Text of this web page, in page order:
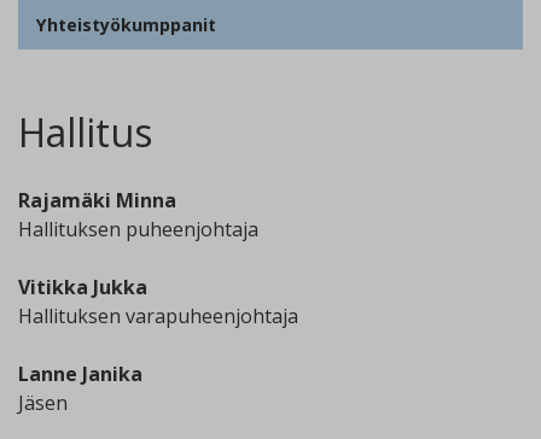
Yhteistyökumppanit
Hallitus
Rajamäki Minna
Hallituksen puheenjohtaja
Vitikka Jukka
Hallituksen varapuheenjohtaja
Lanne Janika
Jäsen